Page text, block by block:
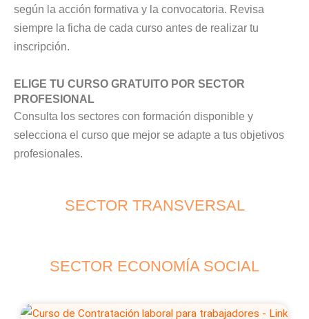
según la acción formativa y la convocatoria. Revisa
siempre la ficha de cada curso antes de realizar tu
inscripción.
ELIGE TU CURSO GRATUITO POR SECTOR
PROFESIONAL
Consulta los sectores con formación disponible y
selecciona el curso que mejor se adapte a tus objetivos
profesionales.
SECTOR TRANSVERSAL
SECTOR ECONOMÍA SOCIAL